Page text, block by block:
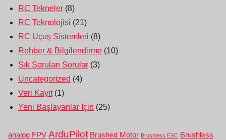
RC Tekneler (8)
RC Teknolojisi (21)
RC Uçuş Sistemleri (8)
Rehber & Bilgilendirme (10)
Sık Sorulan Sorular (3)
Uncategorized (4)
Veri Kayıt(1)
Yeni Başlayanlar İçin (25)
analog FPV ArduPilot Brushed Motor Brushless ESC Brushless